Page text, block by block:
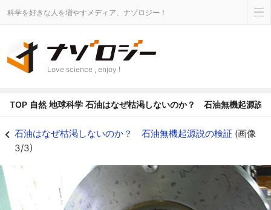
科学を好きな人を増やすメディア、ナゾロジー！
Love science , enjoy !
TOP 自然 地球科学 石油はなぜ枯渇しないのか？ 石油無機起源説
石油はなぜ枯渇しないのか？ 石油無機起源説の検証 (画像
3/3)